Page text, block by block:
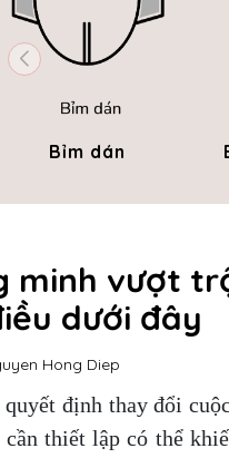
Bỉm dán
minh vượt
dưới đây
Hong Diep
định thay đổi
thiết lập có thể